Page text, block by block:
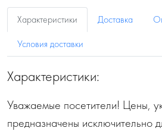
Характеристики Доставка
Условия доставки
Характеристики:
Уважаемые посетители! Цены,
предназначены исключительно